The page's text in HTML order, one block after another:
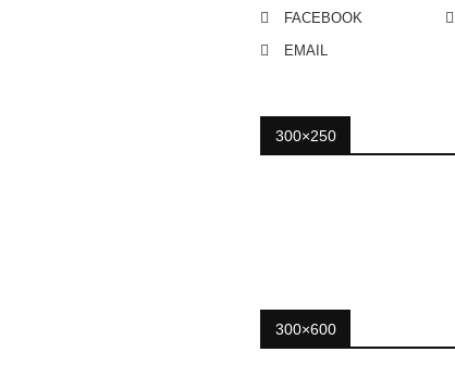
FACEBOOK
EMAIL
300×250
300×600